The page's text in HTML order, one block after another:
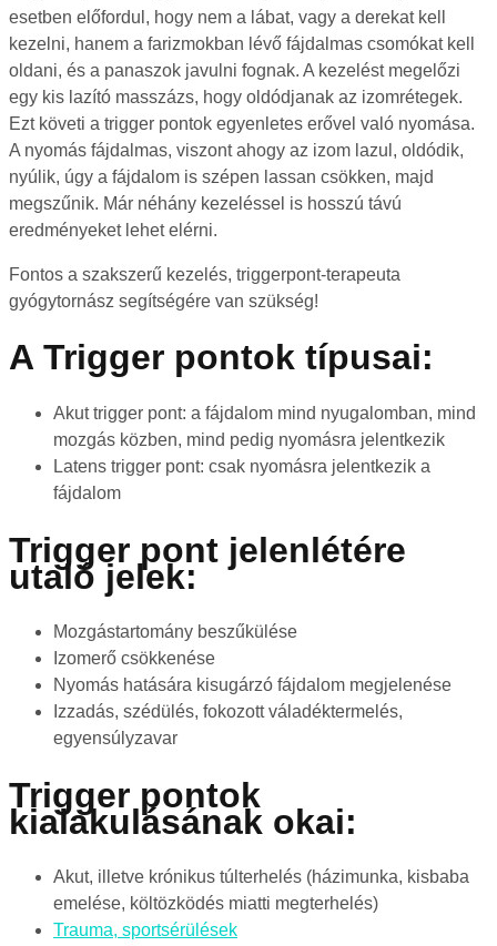
esetben előfordul, hogy nem a lábat, vagy a derekat kell
kezelni, hanem a farizmokban lévő fájdalmas csomókat kell
oldani, és a panaszok javulni fognak. A kezelést megelőzi
egy kis lazító masszázs, hogy oldódjanak az izomrétegek.
Ezt követi a trigger pontok egyenletes erővel való nyomása.
A nyomás fájdalmas, viszont ahogy az izom lazul, oldódik,
nyúlik, úgy a fájdalom is szépen lassan csökken, majd
megszűnik. Már néhány kezeléssel is hosszú távú
eredményeket lehet elérni.
Fontos a szakszerű kezelés, triggerpont-terapeuta
gyógytornász segítségére van szükség!
A Trigger pontok típusai:
Akut trigger pont: a fájdalom mind nyugalomban, mind
mozgás közben, mind pedig nyomásra jelentkezik
Latens trigger pont: csak nyomásra jelentkezik a
fájdalom
Trigger pont jelenlétére
utaló jelek:
Mozgástartomány beszűkülése
Izomerő csökkenése
Nyomás hatására kisugárzó fájdalom megjelenése
Izzadás, szédülés, fokozott váladéktermelés,
egyensúlyzavar
Trigger pontok
kialakulásának okai:
Akut, illetve krónikus túlterhelés (házimunka, kisbaba
emelése, költözködés miatti megterhelés)
Trauma, sportsérülések